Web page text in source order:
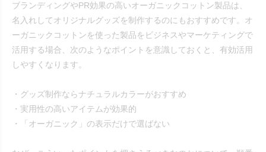
ブランディングやPR効果の高いオーガニックコットン製品は、
名入れしてオリジナルグッズを制作するのにもおすすめです。オ
ーガニックコットンを使った製品をビジネスやマーケティングで
活用する場合、次のようなポイントを意識しておくと、有効活用
しやすくなります。
・グッズ制作ならナチュラルカラーがおすすめ
・実用性の高いアイテムが効果的
・「オーガニック」の表示だけで選ばない